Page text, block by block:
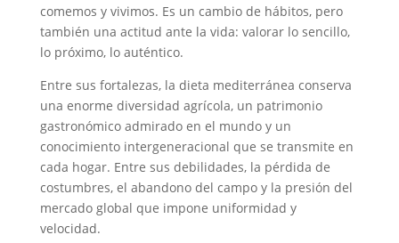
comemos y vivimos. Es un cambio de hábitos, pero
también una actitud ante la vida: valorar lo sencillo,
lo próximo, lo auténtico.
Entre sus fortalezas, la dieta mediterránea conserva
una enorme diversidad agrícola, un patrimonio
gastronómico admirado en el mundo y un
conocimiento intergeneracional que se transmite en
cada hogar. Entre sus debilidades, la pérdida de
costumbres, el abandono del campo y la presión del
mercado global que impone uniformidad y
velocidad.